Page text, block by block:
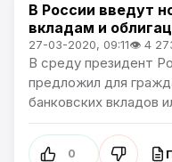
Артемпортал / В
В России введут
вкладам и
27-03-2020, 09:11👁 4
В среду президент
предложил для
банковских вкладов
0